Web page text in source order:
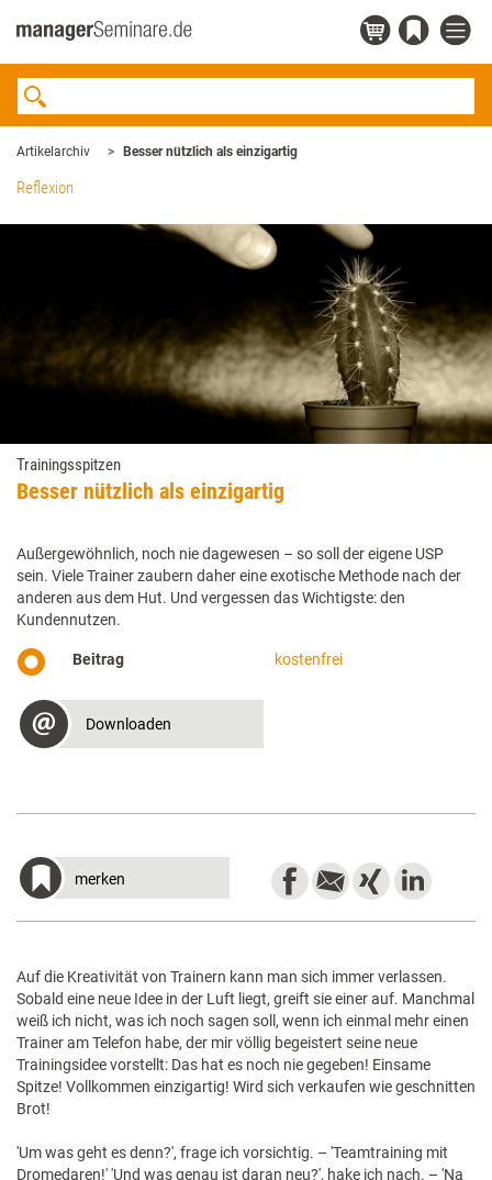
Artikelarchiv Besser nützlich als einzigartig
Reflexion
Trainingsspitzen
Besser nützlich als einzigartig
Außergewöhnlich, noch nie dagewesen – so soll der eigene USP
sein. Viele Trainer zaubern daher eine exotische Methode nach der
anderen aus dem Hut. Und vergessen das Wichtigste: den
Kundennutzen.
Beitrag kostenfrei
Downloaden
merken
Auf die Kreativität von Trainern kann man sich immer verlassen.
Sobald eine neue Idee in der Luft liegt, greift sie einer auf. Manchmal
weiß ich nicht, was ich noch sagen soll, wenn ich einmal mehr einen
Trainer am Telefon habe, der mir völlig begeistert seine neue
Trainingsidee vorstellt: Das hat es noch nie gegeben! Einsame
Spitze! Vollkommen einzigartig! Wird sich verkaufen wie geschnitten
Brot!
'Um was geht es denn?', frage ich vorsichtig. – 'Teamtraining mit
Dromedaren!' 'Und was genau ist daran neu?', hake ich nach. – 'Na